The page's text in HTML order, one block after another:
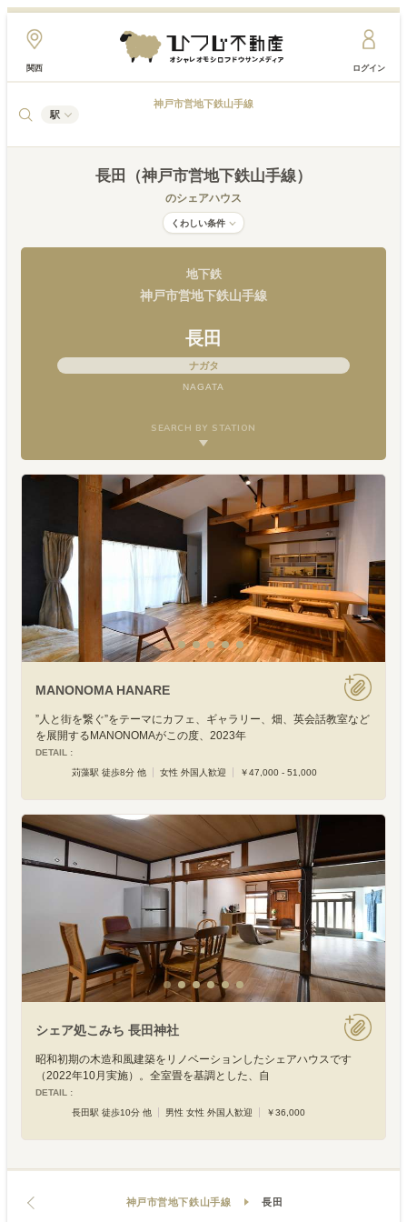
関西 ログイン
駅
神戸市営地下鉄山手線
長田（神戸市営地下鉄山手線）
のシェアハウス
くわしい条件
地下鉄
神戸市営地下鉄山手線
長田
ナガタ
NAGATA
SEARCH BY STATION
MANONOMA HANARE
”人と街を繋ぐ”をテーマにカフェ、ギャラリー、畑、英会話教室など
を展開するMANONOMAがこの度、2023年
DETAIL :
苅藻駅 徒歩8分 他
女性 外国人歓迎 ￥47,000 - 51,000
シェア処こみち 長田神社
昭和初期の木造和風建築をリノベーションしたシェアハウスです
（2022年10月実施）。全室畳を基調とした、自
DETAIL :
長田駅 徒歩10分 他
男性 女性 外国人歓迎 ￥36,000
神戸市営地下鉄山手線 長田